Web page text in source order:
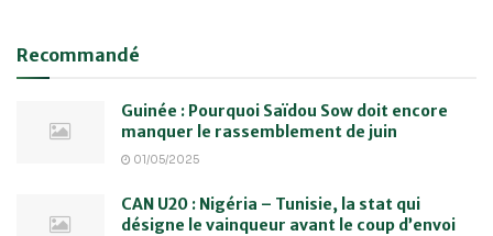
Recommandé
Guinée : Pourquoi Saïdou Sow doit encore
manquer le rassemblement de juin
01/05/2025
CAN U20 : Nigéria – Tunisie, la stat qui
désigne le vainqueur avant le coup d’envoi